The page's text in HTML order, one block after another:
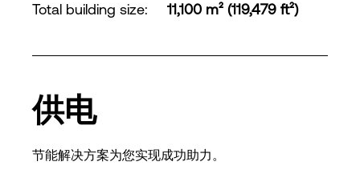
Total building size: 11,100 m² (119,479 ft²)
供电
节能解决方案为您实现成功助力。